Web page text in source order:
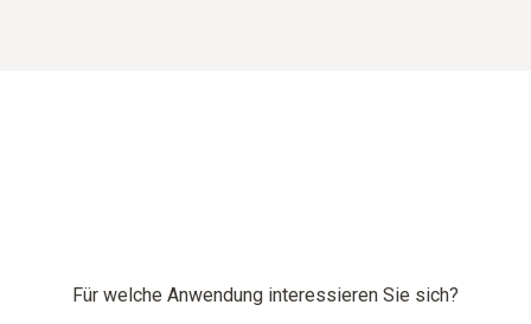
Für welche Anwendung interessieren Sie sich?